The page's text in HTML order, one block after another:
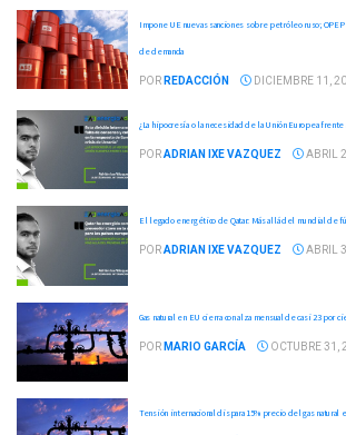
Impone UE nuevas sanciones sobre petróleo ruso;
de demanda
POR REDACCIÓN DICIEMBRE 11,
¿La hipocresía o la necesidad de la Unión Europea frente
PORADRIAN IXE VAZQUEZ ABRIL
El legado energético de Qatar: Más allá del mundial de
PORADRIAN IXE VAZQUEZ ABRIL
Gas natural en EU cierra con alza mensual de casi 23 por
POR MARIO GARCÍA OCTUBRE 31,
Tensión internacional dispara 15% precio del gas natural